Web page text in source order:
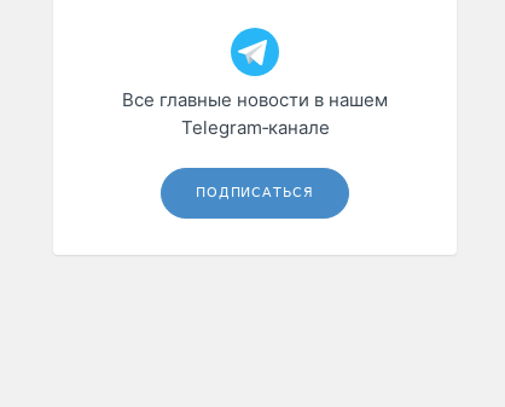
Все главные новости в нашем
Telegram‑канале
ПОДПИСАТЬСЯ